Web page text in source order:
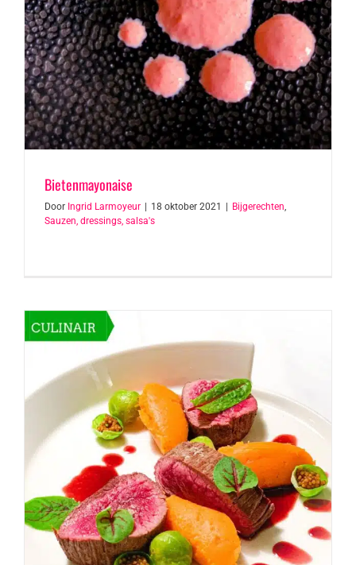
Bietenmayonaise
Door Ingrid Larmoyeur 18 oktober 2021 Bijgerechten,
Sauzen, dressings, salsa's